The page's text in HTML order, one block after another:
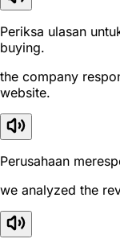
Periksa ulasan
buying.
the company
website.
Perusahaan
we analyzed the